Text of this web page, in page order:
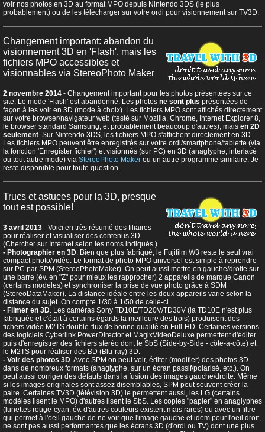
voir nos photos en 3D au format MPO depuis Nintendo 3DS (le plus
probablement) ou de les télécharger sur votre ordi pour visionnement sur TV3D.
Changement important: abandon du
visionnement 3D en 'Flash', mais les
fichiers MPO accessibles et
visionnables via StereoPhoto Maker
2 novembre 2014 - Changement important pour les photos présentées sur ce
site. Le mode 'Flash' est abandonné. Les photos ne sont plus présentées de
façon à les voir en 3D (mode à choix). Les fichiers MPO sont affichés directement
sur votre browser/navigateur web (testé sur Mozilla, Chrome, Internet Explorer 8,
le browser standard Samsung, et probablement beaucoup d'autres), mais en 2D
seulement. Sur Nintendo 3DS, les fichiers MPO s'affichent directement en 3D.
Les fichiers MPO peuvent être enregistrés sur votre ordi/smartphone/tablette (via
la fonction 'Enregister fichier') et visionnés (sur PC) en 3D (anaglyphe, interlacé
ou tout autre mode) via StereoPhoto Maker ou un autre programme similaire. Je
reste disponible pour toute question.
Trucs et astuces pour la 3D, presque
tout est possible!
3 avril 2013 - Voici en très résumé des filiaires
pour réaliser et visualiser des contenus 3D.
(Chercher sur Internet selon les noms indiqués.)
- Photographier en 3D. Bien que plus fabriqué, le Fujifilm W3 reste le seul vrai
compact photo/vidéo. Le format de photo MPO universel est simple à reprendre
sur PC par SPM (StereoPhotoMaker). On peut aussi mettre en gauche/droite sur
une barre (év. en "Z" pour mieux les rapprocher) 2 appareils de marque Canon
(certains modèles) et synchroniser la prise de vue photo grâce à SDM
(StereoDataMaker). La distance idéale entre les deux appareils varie selon la
distance du sujet. On compte 1/30 à 1/50 de celle-ci.
- Filmer en 3D. Les caméras Sony TD10E/TD20V/TD30V (la TD10E n'est plus
fabriquée et c'était à certains égards la meilleure des trois) produisent des
fichers vidéo M2TS double-flux de bonne qualité en Full-HD. Certaines versions
des logiciels Cyberlink PowerDirector et MagixVideoDeluxe permettent d'éditer
puis d'enregistrer des fichiers stéréo dont le SbS (Side-by-Side - côte-à-côte) et
le M2TS pour réaliser des BD (Blu-ray) 3D.
- Voir des photos 3D. Avec SPM on peut voir, éditer (modifier) des photos 3D
dans de nombreux formats (anaglyphe, sur un écran passif/polarisé, etc.). On
peut aussi corriger des défauts dans la fusion des images gauche/droite. Même
si les images originales sont assez disemblables, SPM peut souvent créer la
paire. Certaines TV3D (télévision 3D) le permettent aussi, les LG (certains
modèles lisent le MPO) d'autres lisent le SbS. Les copies "papier" en anaglyphes
(lunettes rouge-cyan, év. d'autres couleurs existent mais rares) ou avec un filtre
qui permet à l'oeil gauche de ne voir que l'image gauche et idem pour l'oeil droit,
ne sont pas aussi performantes que les écrans 3D (d'ordi ou TV) dont une plus